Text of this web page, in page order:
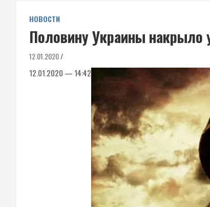
НОВОСТИ
Половину Украины накрыло
12.01.2020
12.01.2020 — 14:42